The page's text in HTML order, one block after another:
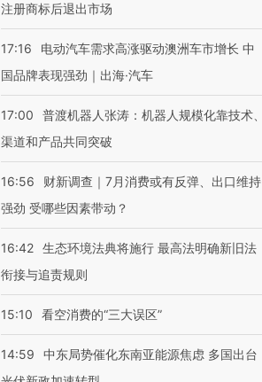
注册商标后退出市场
17:16
电动汽车需求高涨驱动澳洲车市增长 中
国品牌表现强劲｜出海·汽车
17:00
普渡机器人张涛：机器人规模化靠技术、
渠道和产品共同突破
16:56
财新调查｜7月消费或有反弹、出口维持
强劲 受哪些因素带动？
16:42 生态环境法典将施行 最高法明确新旧法
衔接与追责规则
15:10 看空消费的“三大误区”
14:59
中东局势催化东南亚能源焦虑 多国出台